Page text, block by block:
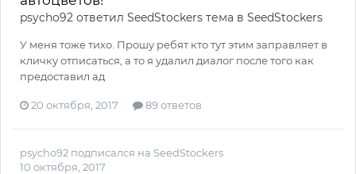
psycho92 ответил SeedStockers тема в SeedStockers
У меня тоже тихо. Прошу ребят кто тут этим заправляет в
кличку отписаться, а то я удалил диалог после того как
предоставил ад
20 октября, 2017 89 ответов
psycho92 подписался на SeedStockers
10 октября, 2017